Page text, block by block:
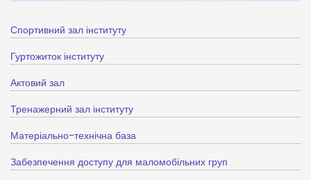
Спортивний зал інституту
Гуртожиток інституту
Актовий зал
Тренажерний зал інституту
Матеріально-технічна база
Забезпечення доступу для маломобільних груп